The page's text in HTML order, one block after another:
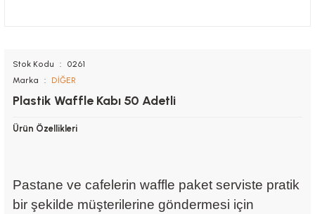
Stok Kodu
0261
Marka
DİĞER
Plastik Waffle Kabı 50 Adetli
Ürün Özellikleri
Pastane ve cafelerin waffle paket serviste pratik
bir şekilde müşterilerine göndermesi için